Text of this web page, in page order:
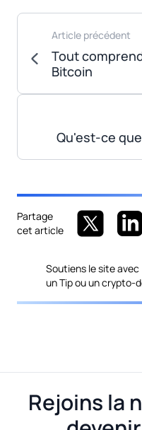
Article précédent
Tout
Bitcoin
Qu'est-ce
Partage
cet article
Soutiens le site avec
un Tip ou un crypto-
Rejoins la